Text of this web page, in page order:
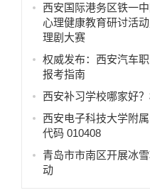
西安国际港务区铁一
心理健康教育研讨活
理剧大赛
权威发布：西安汽车
报考指南
西安补习学校哪家好
西安电子科技大学附
代码 010408
青岛市市南区开展冰
动